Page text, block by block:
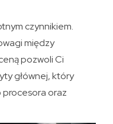
czynnikiem.
między
pozwoli Ci
głównej, który
oraz